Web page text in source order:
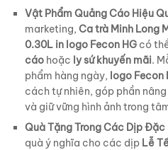
Vật Phẩm Quảng Cáo Hiệu
marketing, Ca trà Minh Long
0.30L in logo Fecon HG có
cáo hoặc ly sứ khuyến mãi.
phẩm hàng ngày, logo Fecon
cách tự nhiên, góp phần
và giữ vững hình ảnh trong
Quà Tặng Trong Các Dịp Đặc
quà ý nghĩa cho các dịp Lễ